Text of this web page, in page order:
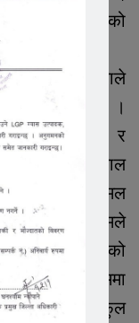
भवनमा झ्यालको
जोडिएकाले
उठाउनुभयो ।
निर्माण र
गर्नुपर्ने सवाल
गर्नुपर्ने, कमल
। गुडिया रामले
सरसफाईको
कार्यक्रममा
चौधरी, फुल